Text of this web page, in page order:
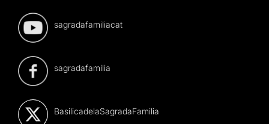
sagradafamiliacat
sagradafamilia
BasilicadelaSagradaFamilia